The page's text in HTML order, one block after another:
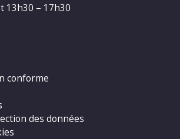
13h30 – 17h30
conforme
des données